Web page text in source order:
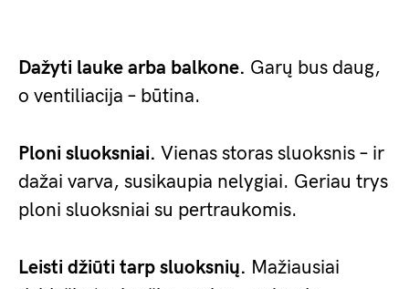
Dažyti lauke arba balkone. Garų bus daug,
o ventiliacija – būtina.
Ploni sluoksniai. Vienas storas sluoksnis – ir
dažai varva, susikaupia nelygiai. Geriau trys
ploni sluoksniai su pertraukomis.
Leisti džiūti tarp sluoksnių. Mažiausiai